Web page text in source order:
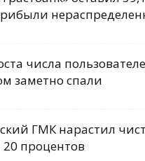
числа
заметно спали
ГМК нарастил
процентов